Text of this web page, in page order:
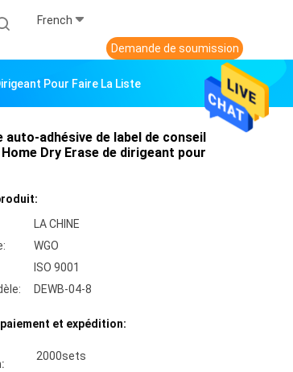
French
Demande de soumission
Pour Faire La Liste
auto-adhésive de label de conseil
Dry Erase de dirigeant pour
LA CHINE
WGO
ISO 9001
DEWB-04-8
et expédition:
2000sets